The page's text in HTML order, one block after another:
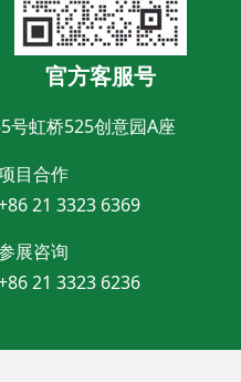
官方客服号
号虹桥525创意园A座
目合作
21 3323 6369
展咨询
21 3323 6236